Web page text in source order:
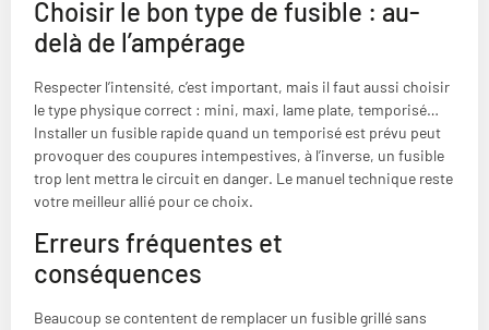
Choisir le bon type de fusible : au-
delà de l’ampérage
Respecter l’intensité, c’est important, mais il faut aussi choisir
le type physique correct : mini, maxi, lame plate, temporisé…
Installer un fusible rapide quand un temporisé est prévu peut
provoquer des coupures intempestives, à l’inverse, un fusible
trop lent mettra le circuit en danger. Le manuel technique reste
votre meilleur allié pour ce choix.
Erreurs fréquentes et
conséquences
Beaucoup se contentent de remplacer un fusible grillé sans